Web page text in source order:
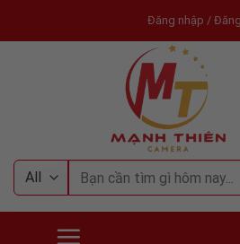
Đăng nhập /
Tìm
kiếm: